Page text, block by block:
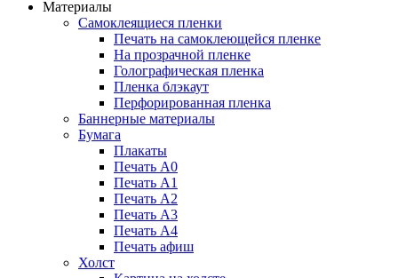
Материалы
Самоклеящиеся пленки
Печать на самоклеющейся пленке
На прозрачной пленке
Голографическая пленка
Пленка блэкаут
Перфорированная пленка
Баннерные материалы
Бумага
Плакаты
Печать А0
Печать А1
Печать А2
Печать А3
Печать А4
Печать афиш
Холст